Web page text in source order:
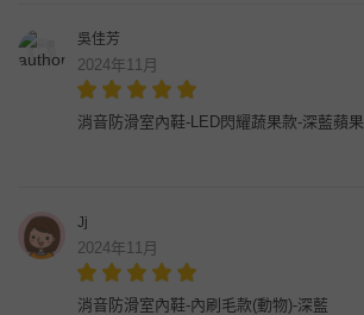
吳佳芳
2024年11月
消音防滑室內鞋-LED閃耀蔬果款-深藍蘋果
Jj
2024年11月
消音防滑室內鞋-內刷毛款(動物)-深藍